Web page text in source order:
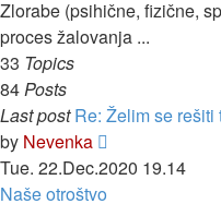
post
Zlorabe (psihične, fizične,
proces žalovanja ...
33 Topics
84Posts
Last post Re: Želim se
by Nevenka
the
Tue. 22.Dec.2020 19.14
Naše otroštvo